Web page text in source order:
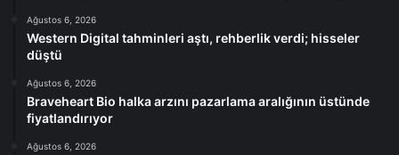
Ağustos 6, 2026
Western Digital tahminleri aştı, rehberlik verdi; hisseler
düştü
Ağustos 6, 2026
Braveheart Bio halka arzını pazarlama aralığının üstünde
fiyatlandırıyor
Ağustos 6, 2026